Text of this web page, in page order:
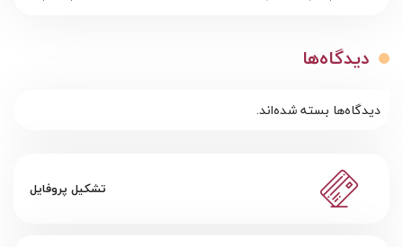
دیدگاه‌ها
دیدگاه‌ها بسته شده‌اند.
تشکیل پروفایل